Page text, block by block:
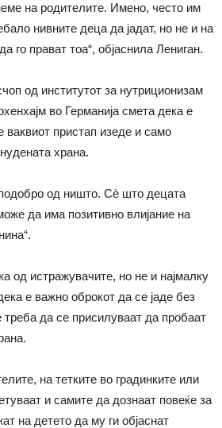
на родителите. Имено, често им
нивните деца да јадат, но не и на
го прават тоа“, објаснила Лениган.
од институтот за нутриционизам
во Германија смета дека е
ваквиот пристап изеде и само
храна.
од ништо. Сѐ што децата
да има позитивно влијание на
од истражувачите, но не и најмалку
е важно оброкот да се јаде без
треба да се присилуваат да пробаат
на тетките во градинките или
и самите да дознаат повеќе за
на детето да му ги објаснат